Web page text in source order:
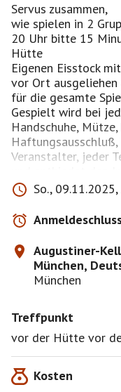
Servus zusammen,
wie spielen in 2
20 Uhr bitte 15
Hütte
Eigenen Eisstock
vor Ort ausgeliehen
für die gesamte
Gespielt wird bei
Handschuhe,
Veranstalter, jeder
und entbindet den
oder
auch immer.
Wer nicht kommt
vorher abmeldet
die Bahn ist
weniger
So.,
Augustiner-
München,
München
Treffpunkt
vor der Hütte vor
Kosten